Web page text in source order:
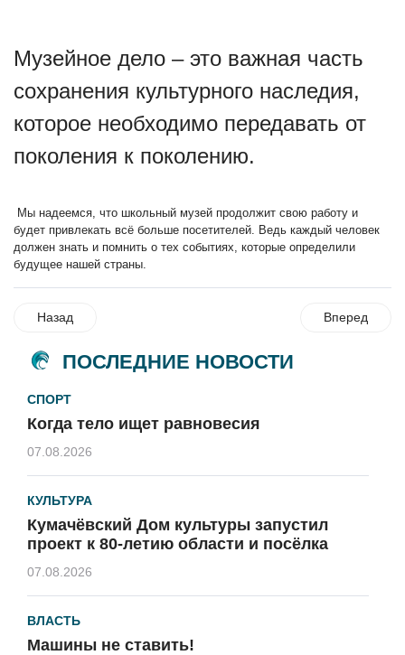
Музейное дело – это важная часть
сохранения культурного наследия,
которое необходимо передавать от
поколения к поколению.
Мы надеемся, что школьный музей продолжит свою работу и
будет привлекать всё больше посетителей. Ведь каждый человек
должен знать и помнить о тех событиях, которые определили
будущее нашей страны.
Назад Вперед
ПОСЛЕДНИЕ НОВОСТИ
СПОРТ
Когда тело ищет равновесия
07.08.2026
КУЛЬТУРА
Кумачёвский Дом культуры запустил
проект к 80-летию области и посёлка
07.08.2026
ВЛАСТЬ
Машины не ставить!